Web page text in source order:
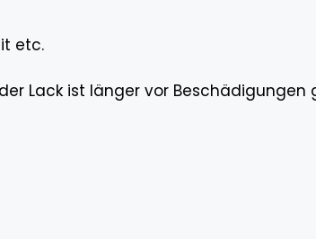
etc.
Lack ist länger vor Beschädigungen